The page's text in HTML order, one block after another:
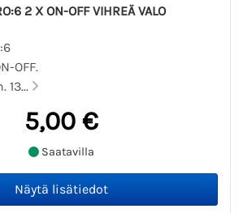
KEINUKYTKIN NRO:6 2 X ON-OFF VIHREÄ VALO
OFF.
13...
5,00 €
Saatavilla